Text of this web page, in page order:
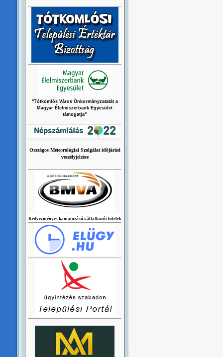
"Tótkomlós Város Önkormányzatatát a
Magyar Élelmiszerbank Egyesület
támogatja"
Országos Meteorológiai Szolgálat időjárási
veszélyjelzése
Kedvezményes kamatozású vállalkozói hitelek